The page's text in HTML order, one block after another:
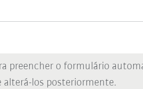
preencher o formulário
alterá-los posteriormente.